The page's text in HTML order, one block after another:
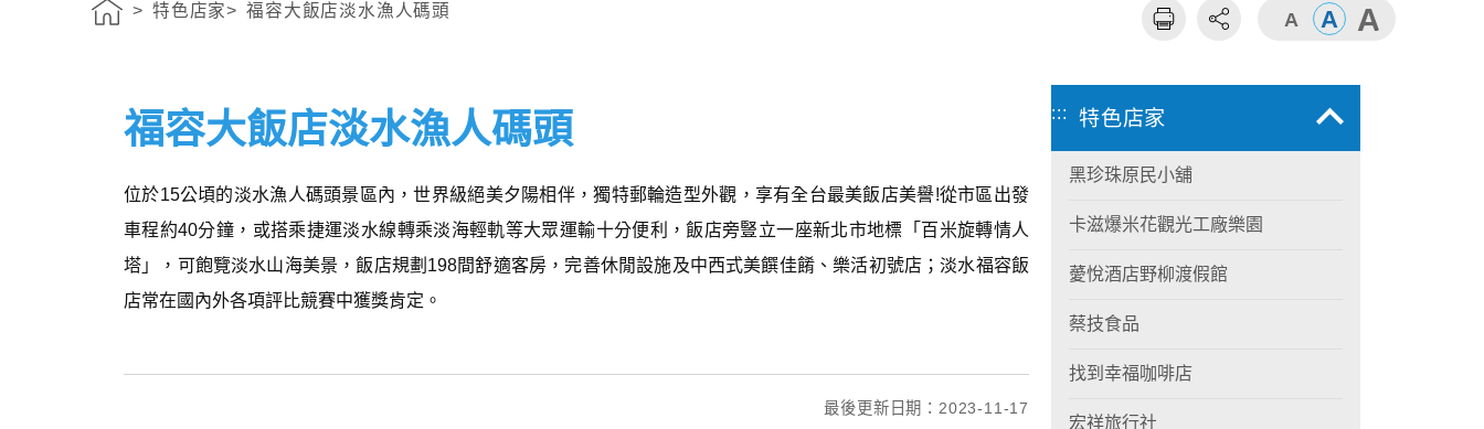
特色店家 福容大飯店淡水漁人碼頭
福容大飯店淡水漁人碼頭
位於15公頃的淡水漁人碼頭景區內，世界級絕美夕陽相伴，獨特郵輪造型外觀，享有全台最美飯店美譽!從市區出發
車程約40分鐘，或搭乘捷運淡水線轉乘淡海輕軌等大眾運輸十分便利，飯店旁豎立一座新北市地標「百米旋轉情人
塔」，可飽覽淡水山海美景，飯店規劃198間舒適客房，完善休閒設施及中西式美饌佳餚、樂活初號店；淡水福容飯
店常在國內外各項評比競賽中獲獎肯定。
最後更新日期：2023-11-17
::: 特色店家
黑珍珠原民小舖
卡滋爆米花觀光工廠樂園
薆悅酒店野柳渡假館
蔡技食品
找到幸福咖啡店
宏祥旅行社